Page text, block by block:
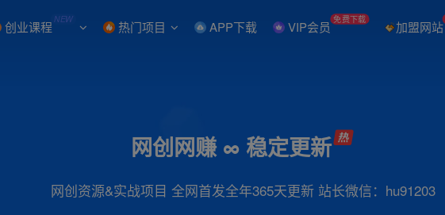
创业课程 NEW 热门项目 APP下载 VIP会员 免费下载 加盟网站
网创网赚 ∞ 稳定更新
网创资源&实战项目 全网首发全年365天更新 站长微信：hu91203